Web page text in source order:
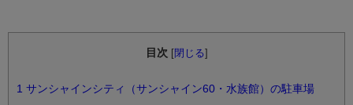
目次 閉じる
1 サンシャインシティ（サンシャイン60・水族館）の駐車場